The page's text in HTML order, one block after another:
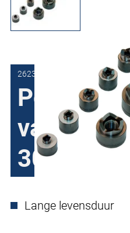
2623-7812-60-00
Ponsset
van PG7
30,5 mm
Lange levensduur